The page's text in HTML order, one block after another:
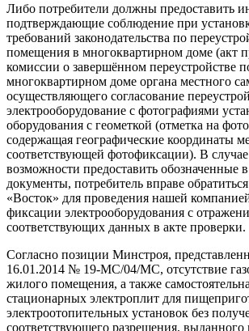
Либо потребители должны предоставить
подтверждающие соблюдение при
требований законодательства по
помещения в многоквартирном доме (акт
комиссии о завершённом переустройстве
многоквартирном доме органа местного
осуществляющего согласование
электрооборудование с фотографиями
оборудования с геометкой (отметка на
содержащая географические координаты
соответствующей фотофиксации). В случае
возможности предоставить обозначенные
документы, потребитель вправе
«Восток» для проведения нашей
фиксации электрооборудования с
соответствующих данных в акте проверки.
Согласно позиции Минстроя,
16.01.2014 № 19-МС/04/МС, отсутствие
жилого помещения, а также
стационарных электроплит для
электроотопительных установок без
соответствующего разрешения, выданного